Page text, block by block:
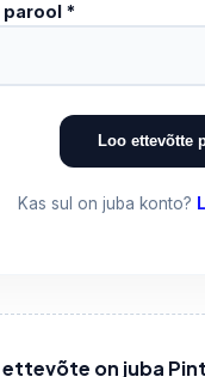
parool *
Loo ettevõtte
Kas sul on juba konto?
ettevõte on juba